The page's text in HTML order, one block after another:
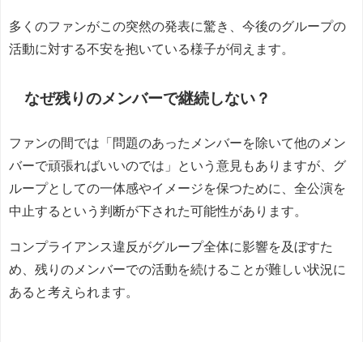
多くのファンがこの突然の発表に驚き、今後のグループの
活動に対する不安を抱いている様子が伺えます。
なぜ残りのメンバーで継続しない？
ファンの間では「問題のあったメンバーを除いて他のメン
バーで頑張ればいいのでは」という意見もありますが、グ
ループとしての一体感やイメージを保つために、全公演を
中止するという判断が下された可能性があります。
コンプライアンス違反がグループ全体に影響を及ぼすた
め、残りのメンバーでの活動を続けることが難しい状況に
あると考えられます。